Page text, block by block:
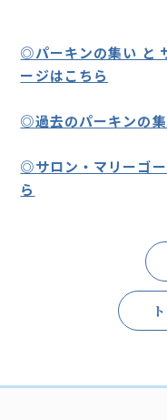
◎パーキンの集い と
ージはこちら
◎過去のパーキンの
◎サロン・マリーゴ
ら